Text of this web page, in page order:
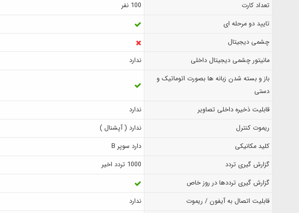
تعداد کارت
100 نفر
تایید دو مرحله ای
چشمی دیجیتال
مانیتور چشمی دیجیتال داخلی
ندارد
باز و بسته شدن زبانه ها بصورت اتوماتیک و
دستی
قابلیت ذخیره داخلی تصاویر
ندارد
ریموت کنترل
ندارد ( آپشنال )
کلید مکانیکی
دارد سوپر B
گزارش‌ گیری تردد
1000 تردد اخیر
گزارش گیری ترددها در روز خاص
قابلیت اتصال به آیفون / ریموت
ندارد